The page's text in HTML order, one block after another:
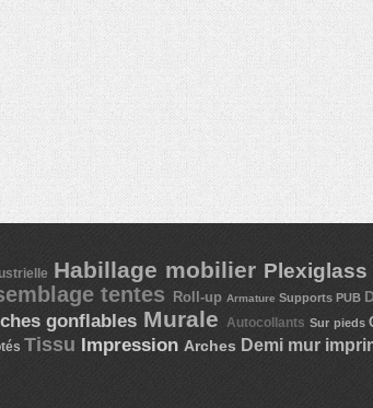
Habillage mobilier Plexiglass
tentes Roll-up Armature Supports PUB
gonflables Murale Autocollants Sur pieds
Tissu Impression Arches Demi mur